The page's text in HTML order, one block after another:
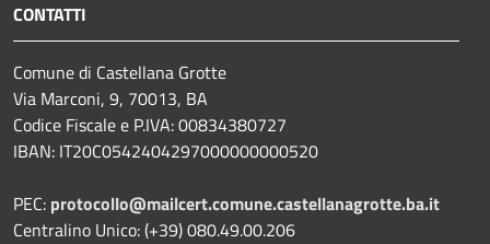
CONTATTI
Comune di Castellana Grotte
Via Marconi, 9, 70013, BA
Codice Fiscale e P.IVA: 00834380727
IBAN: IT20C0542404297000000000520
PEC: protocollo@mailcert.comune.castellanagrotte.ba.it
Centralino Unico: (+39) 080.49.00.206